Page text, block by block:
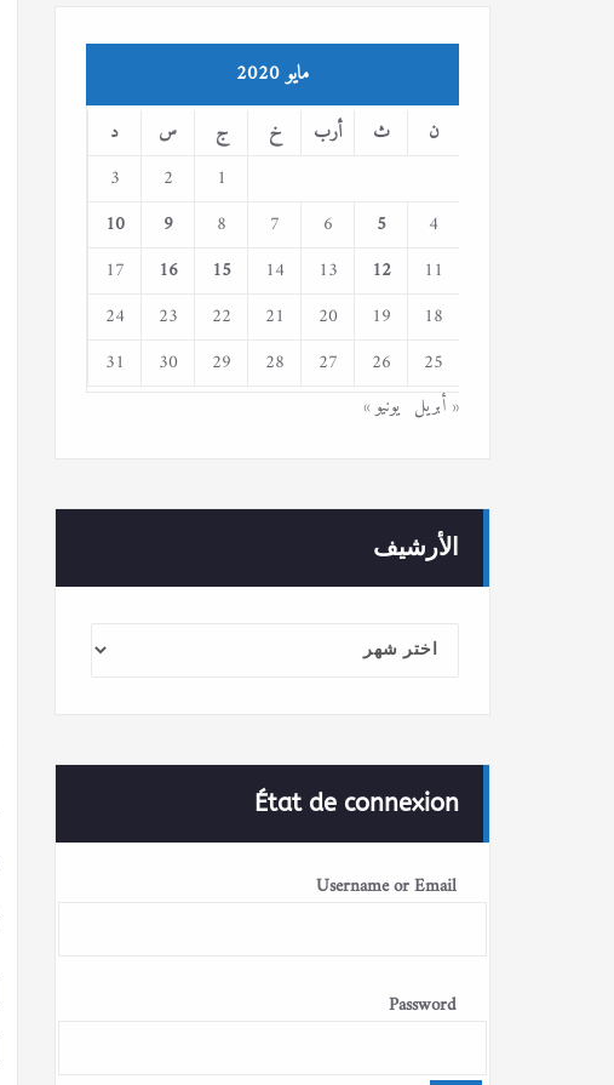
مايو 2020
ن ث أرب خ ج س
د
1
2
3
4
5
6
7
8
9
10
11
12
13
14
15
16
17
18
19
20
21
22
23
24
25
26
27
28
29
30
31
« أبريل يونيو »
الأرشيف
الأرشيف
État de connexion
Username or Email
Password